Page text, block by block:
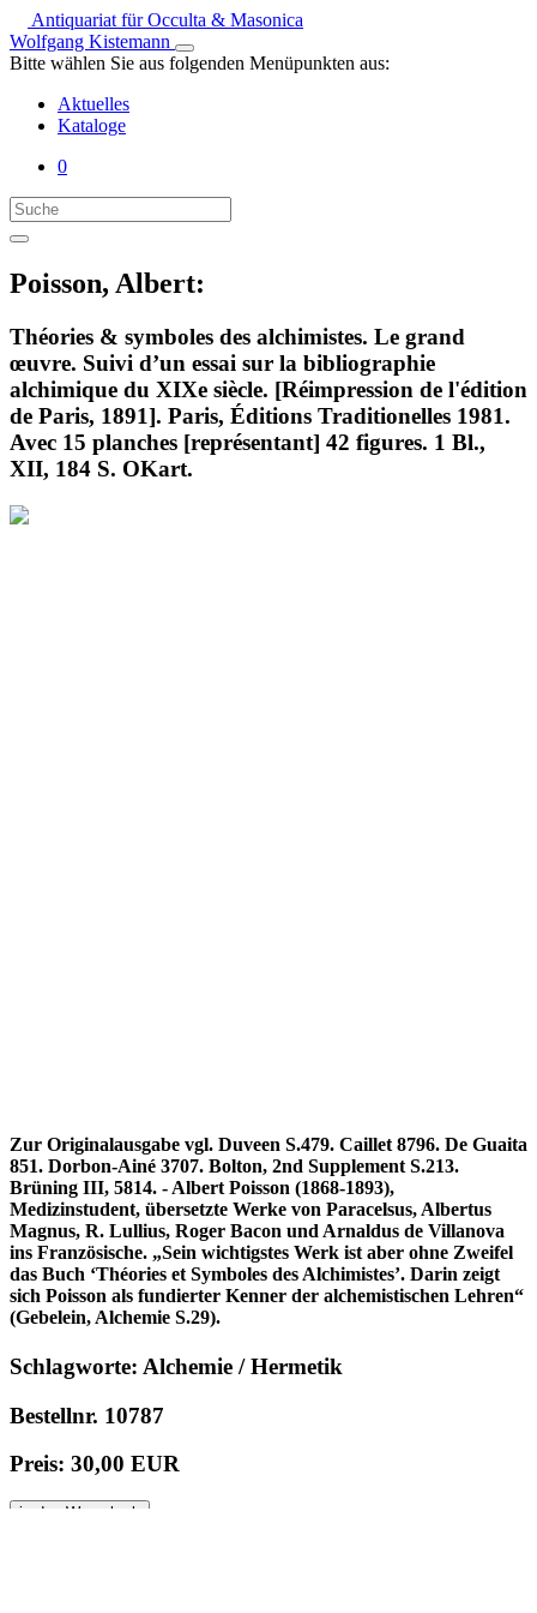
Antiquariat für Occulta & Masonica
Wolfgang Kistemann
Bitte wählen Sie aus folgenden Menüpunkten aus:
Aktuelles
Kataloge
0
Poisson, Albert:
Théories & symboles des alchimistes. Le grand
œuvre. Suivi d’un essai sur la bibliographie
alchimique du XIXe siècle. [Réimpression de l'édition
de Paris, 1891]. Paris, Éditions Traditionelles 1981.
Avec 15 planches [représentant] 42 figures. 1 Bl.,
XII, 184 S. OKart.
Zur Originalausgabe vgl. Duveen S.479. Caillet 8796. De Guaita
851. Dorbon-Ainé 3707. Bolton, 2nd Supplement S.213.
Brüning III, 5814. - Albert Poisson (1868-1893),
Medizinstudent, übersetzte Werke von Paracelsus, Albertus
Magnus, R. Lullius, Roger Bacon und Arnaldus de Villanova
ins Französische. „Sein wichtigstes Werk ist aber ohne Zweifel
das Buch ‘Théories et Symboles des Alchimistes’. Darin zeigt
sich Poisson als fundierter Kenner der alchemistischen Lehren“
(Gebelein, Alchemie S.29).
Schlagworte: Alchemie / Hermetik
Bestellnr. 10787
Preis: 30,00 EUR
in den Warenkorb